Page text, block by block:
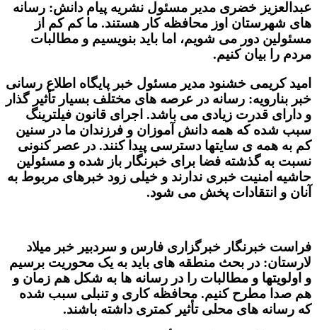
عبدالعزیز خضری مدیر مسئول نشریه پیام دانش: رسانه
های شهرستان اوز محافظه کار هستند. ما کم کم از
مسئولین دور می شویم، اما باید بنویسیم و مطالبات
مردم را بیان کنیم.
امید کریمی خشنود مدیر مسئول خبر پایگاه اطلاع رسانی
خبر بنارویه: رسانه در عرصه های مختلف بسیار تأثیر گذار
و دارای قدرت زیادی می باشد. اجرای قانون فیلترینگ
سبب شده که همه دانش آموزان و فرزندان ما در سنین
کم به همه ی سایتها دسترسی پیدا کنند. در عصر کنونی
نسبت به گذشته فضا برای خبرنگار باز شده و مسئولین
حاشیه امنیت خبری ندارند و خیلی زود خبرهای مربوط به
آنان و انتقادات پخش می شود.
فراست خبرنگار خبرگزاری فارس و سردبیر خبر میلاد
لارستان: در بحث منطقه های باید به یک محوریت برسیم
و اولویتها و مطالبات را در رسانه ها به شکل هم زمان و
هم صدا مطرح کنیم. محافظه کاری و تنبلی سبب شده
که رسانه های محلی تأثیر کمتری داشته باشند.